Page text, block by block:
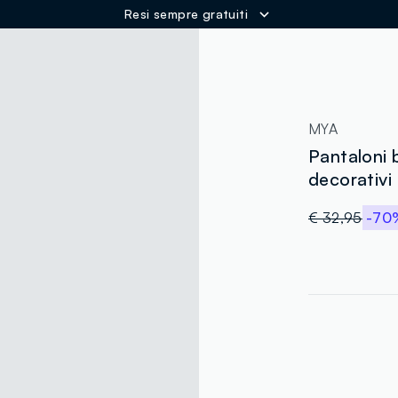
Resi sempre gratuiti
MYA
Pantaloni
decorativi
€ 32,95 -